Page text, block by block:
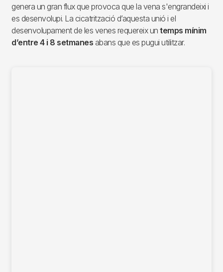
genera un gran flux que provoca que la vena s'engrandeixi i
es desenvolupi. La cicatrització d’aquesta unió i el
desenvolupament de les venes requereix un temps mínim
d’entre 4 i 8 setmanes abans que es pugui utilitzar.